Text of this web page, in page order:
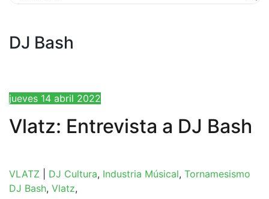
DJ Bash
jueves 14 abril 2022
Vlatz: Entrevista a DJ Bash
VLATZ DJ Cultura, Industria Músical, Tornamesismo
DJ Bash, Vlatz,